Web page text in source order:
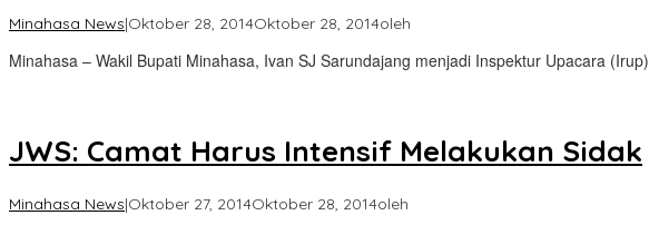
Minahasa News|Oktober 28, 2014Oktober 28, 2014oleh
Minahasa – Wakil Bupati Minahasa, Ivan SJ Sarundajang menjadi Inspektur Upacara (Irup)
JWS: Camat Harus Intensif Melakukan Sidak
Minahasa News|Oktober 27, 2014Oktober 28, 2014oleh